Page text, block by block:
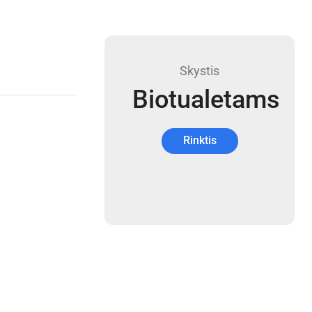
Skystis
Biotualetams
Rinktis